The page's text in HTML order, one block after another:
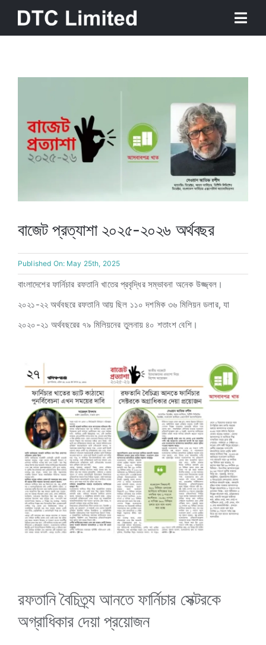
Skip
Services
বাজেট প্রত্যাশা ২০২৫-২০২৬ অর্থবছর
Published On: May 25th, 2025
বাংলাদেশের ফার্নিচার রফতানি খাতের প্রবৃদ্ধির সম্ভাবনা অনেক উজ্জ্বল।
২০২১-২২ অর্থবছরে রফতানি আয় ছিল ১১০ দশমিক ৩৬ মিলিয়ন ডলার, যা
২০২০-২১ অর্থবছরের ৭৯ মিলিয়নের তুলনায় ৪০ শতাংশ বেশি।
রফতানি বৈচিত্র্য আনতে ফার্নিচার সেক্টরকে
অগ্রাধিকার দেয়া প্রয়োজন